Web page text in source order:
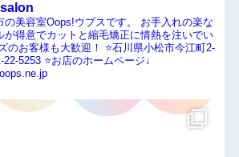
美容室Oops!ウプスです。
お手入れの楽な
が得意でカットと縮毛矯正に情熱を注いでい
のお客様も大歓迎！
⭐️石川県小松市今江町2-
22-5253⭐️お店のホームページ↓